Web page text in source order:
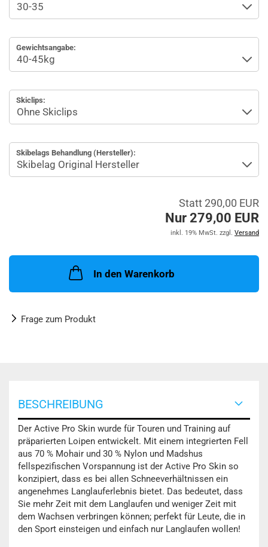
Gewichtsangabe:
Skiclips:
Skibelags Behandlung (Hersteller):
Statt 290,00 EUR
Nur 279,00 EUR
inkl. 19% MwSt. zzgl. Versand
In den Warenkorb
Frage zum Produkt
BESCHREIBUNG
Der Active Pro Skin wurde für Touren und Training auf
präparierten Loipen entwickelt. Mit einem integrierten Fell
aus 70 % Mohair und 30 % Nylon und Madshus
fellspezifischen Vorspannung ist der Active Pro Skin so
konzipiert, dass es bei allen Schneeverhältnissen ein
angenehmes Langlauferlebnis bietet. Das bedeutet, dass
Sie mehr Zeit mit dem Langlaufen und weniger Zeit mit
dem Wachsen verbringen können; perfekt für Leute, die in
den Sport einsteigen und einfach nur Langlaufen wollen!